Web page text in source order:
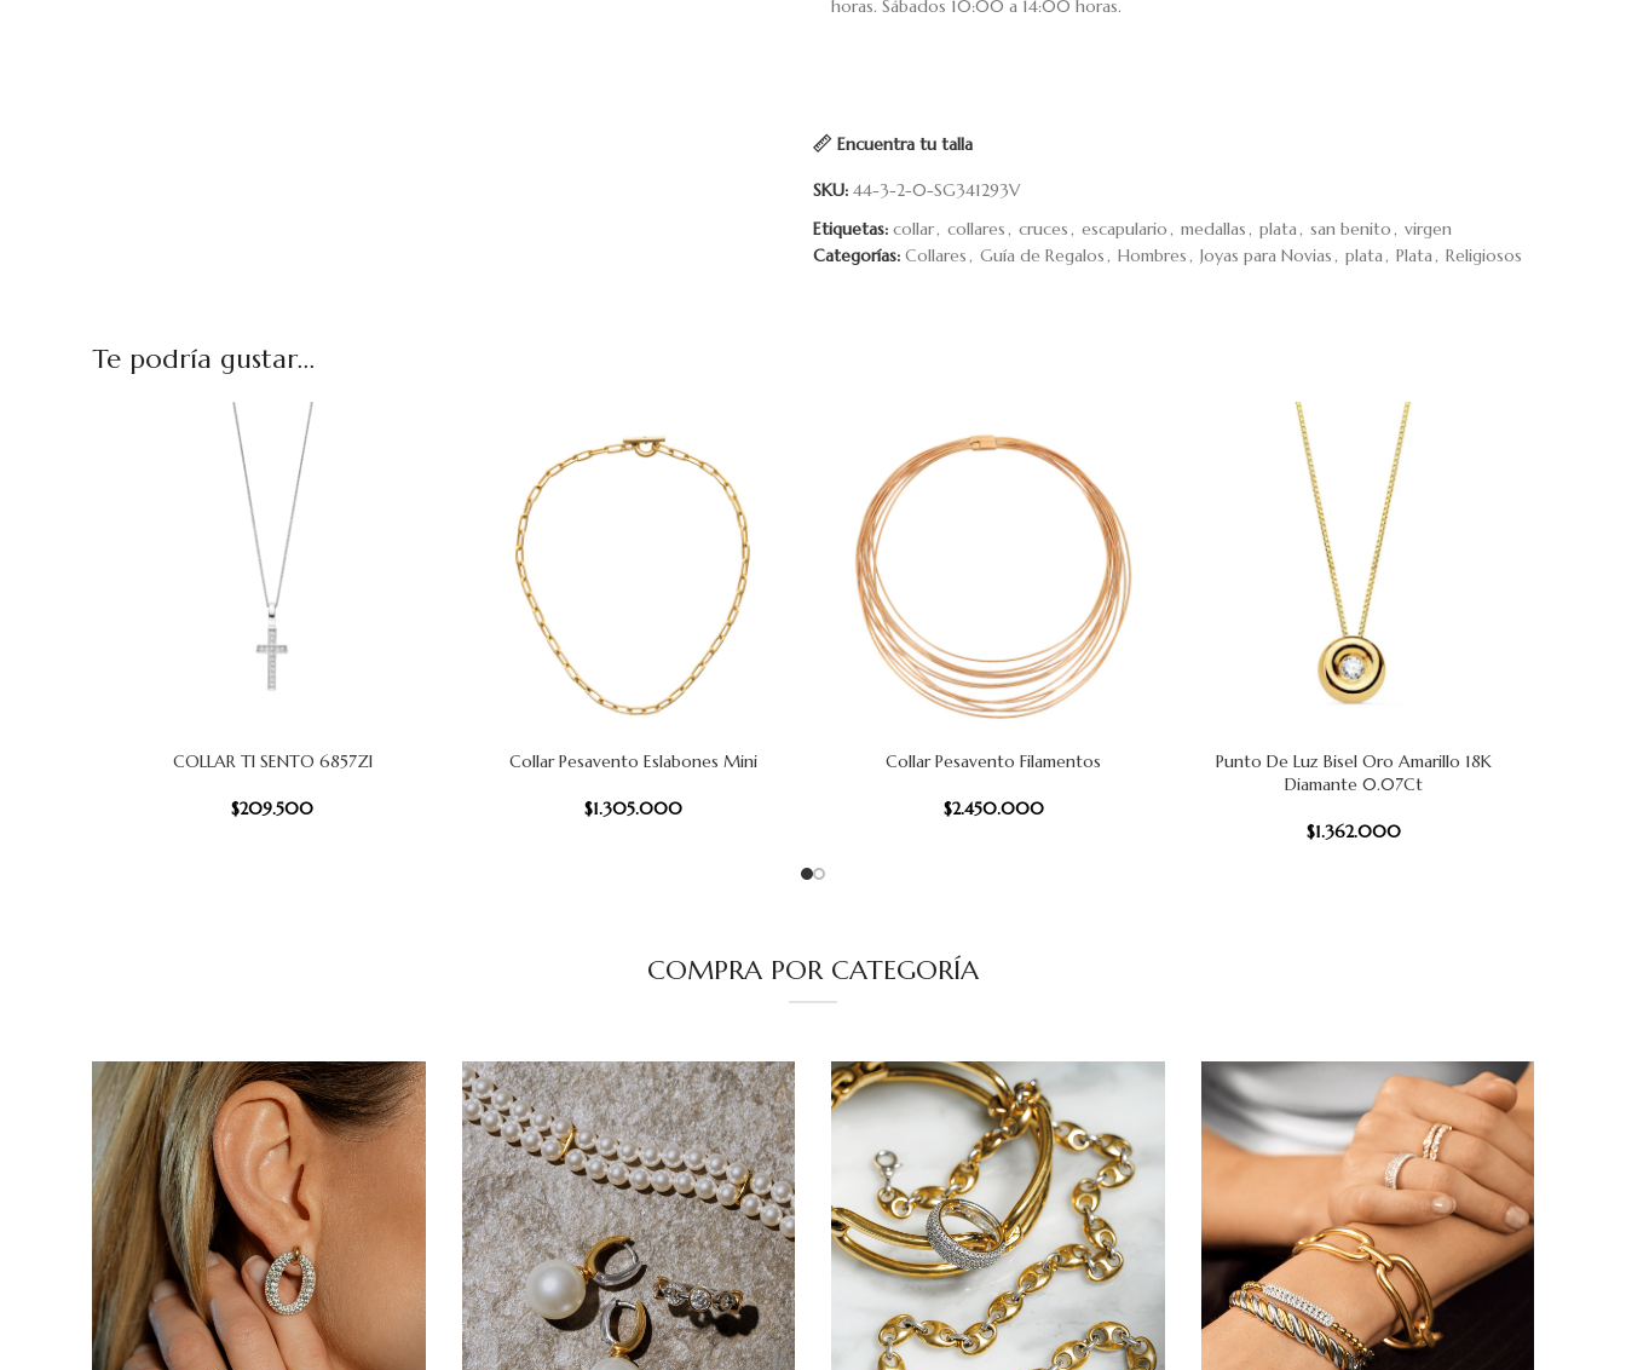
Encuentra tu talla
horas. Sábados 10:00 a 14:00 horas.
SKU: 44-3-2-0-SG341293V
Categorías: Collares, Guía de Regalos, Hombres, Joyas para Novias, plata, Plata, Religiosos
Etiquetas: collar, collares, cruces, escapulario, medallas, plata, san benito, virgen
Te podría gustar...
AÑADIR AL CARRITO
COLLAR TI SENTO 6857ZI
$209.500
AÑADIR AL CARRITO
Collar Pesavento Eslabones Mini
$1.305.000
AÑADIR AL CARRITO
Collar Pesavento Filamentos
$2.450.000
AÑADIR AL CARRITO
Punto De Luz Bisel Oro Amarillo 18K
Diamante 0.07Ct
$1.362.000
COMPRA POR CATEGORÍA